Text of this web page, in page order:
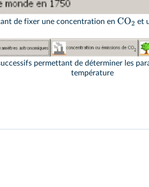
de fixer une concentration en CO2 et
permettant de déterminer les
température